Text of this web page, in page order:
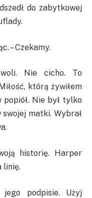
do zabytkowej
– Czekamy.
Nie cicho. To
którą żywiłem
popiół. Nie był tylko
matki. Wybrał
historię. Harper
linię.
podpisie. Użyj